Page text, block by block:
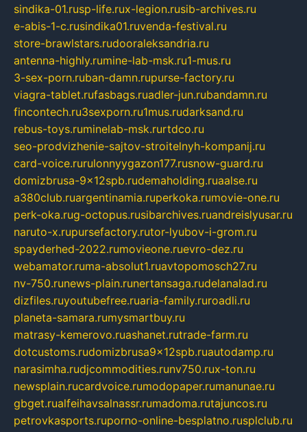
sindika-01.rusp-life.rux-legion.rusib-archives.ru
e-abis-1-c.rusindika01.ruvenda-festival.ru
store-brawlstars.rudooraleksandria.ru
antenna-highly.rumine-lab-msk.ru1-mus.ru
3-sex-porn.ruban-damn.rupurse-factory.ru
viagra-tablet.rufasbags.ruadler-jun.rubandamn.ru
fincontech.ru3sexporn.ru1mus.rudarksand.ru
rebus-toys.ruminelab-msk.rurtdco.ru
seo-prodvizhenie-sajtov-stroitelnyh-kompanij.ru
card-voice.rurulonnyygazon177.rusnow-guard.ru
domizbrusa-9x12spb.rudemaholding.ruaalse.ru
a380club.ruargentinamia.ruperkoka.rumovie-one.ru
perk-oka.rug-octopus.rusibarchives.ruandreislyusar.ru
naruto-x.rupursefactory.rutor-lyubov-i-grom.ru
spayderhed-2022.rumovieone.ruevro-dez.ru
webamator.ruma-absolut1.ruavtopomosch27.ru
nv-750.runews-plain.runertansaga.rudelanalad.ru
dizfiles.ruyoutubefree.ruaria-family.ruroadli.ru
planeta-samara.rumysmartbuy.ru
matrasy-kemerovo.ruashanet.rutrade-farm.ru
dotcustoms.rudomizbrusa9x12spb.ruautodamp.ru
narasimha.rudjcommodities.runv750.rux-ton.ru
newsplain.rucardvoice.rumodopaper.rumanunae.ru
gbget.rualfeihavsalnassr.rumadoma.rutajuncos.ru
petrovkasports.ruporno-online-besplatno.rusplclub.ru